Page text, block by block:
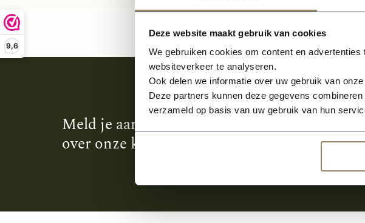
Deze website maakt gebruik van cookies
We gebruiken cookies om content en
websiteverkeer te analyseren.
Ook delen we informatie over uw gebruik van
Deze partners kunnen deze gegevens
verzameld op basis van uw gebruik van hun
9,6
Meld je aan en ontvang het laatste nieuws
over onze kempische bouwstijl!